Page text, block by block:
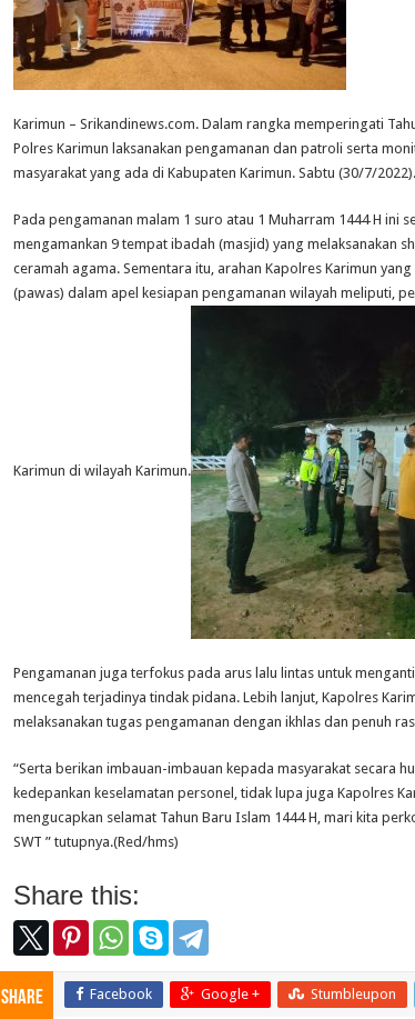
Karimun – Srikandinews.com. Dalam rangka memperingati
Polres Karimun laksanakan pengamanan dan patroli serta
masyarakat yang ada di Kabupaten Karimun. Sabtu (30/7/2022).
Pada pengamanan malam 1 suro atau 1 Muharram 1444 H ini
mengamankan 9 tempat ibadah (masjid) yang melaksanakan
ceramah agama. Sementara itu, arahan Kapolres Karimun
(pawas) dalam apel kesiapan pengamanan wilayah meliputi,
Karimun di wilayah Karimun.
Pengamanan juga terfokus pada arus lalu lintas untuk
mencegah terjadinya tindak pidana. Lebih lanjut, Kapolres
melaksanakan tugas pengamanan dengan ikhlas dan penuh
“Serta berikan imbauan-imbauan kepada masyarakat secara
kedepankan keselamatan personel, tidak lupa juga Kapolres
mengucapkan selamat Tahun Baru Islam 1444 H, mari kita
SWT ” tutupnya.(Red/hms)
Share this:
Share Facebook Google + Stumbleupon